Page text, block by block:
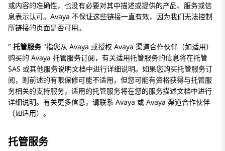
或内容的准确性，也没有必要对其中描述或提供的产品、服务或信
息表示认可。Avaya 不保证这些链接一直有效，因为我们无法控制
所链接的页面是否可用。
托管服务 指您从 Avaya 或授权 Avaya 渠道合作伙伴（如适用）
购买的 Avaya 托管服务订阅，有关适用托管服务的信息将在托管
SAS 或其他服务说明文档中进行详细说明。如果您购买托管服务订
阅，则前述的有限保修可能不适用，但您可能有资格获得与托管服
务相关的支持服务，适用的托管服务将在您的服务描述文档中进行
详细说明。有关更多信息，请联系 Avaya 或 Avaya 渠道合作伙伴
（如适用）。
托管服务